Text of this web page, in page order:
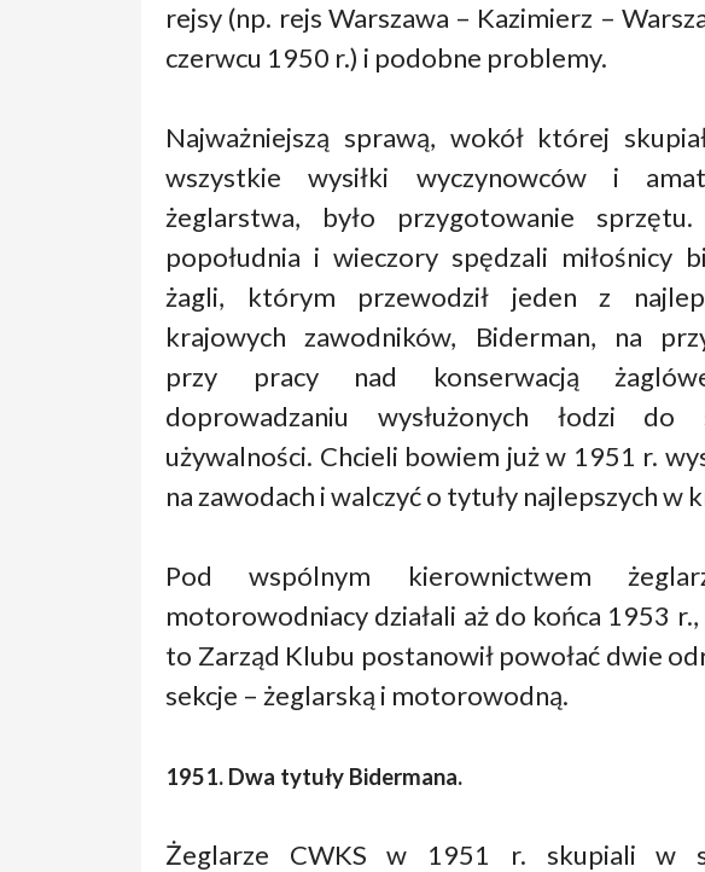
rejsy (np. rejs Warszawa – Kazimierz –
czerwcu 1950 r.) i podobne problemy.
Najważniejszą sprawą, wokół której
wszystkie wysiłki wyczynowców i
żeglarstwa, było przygotowanie sprzętu.
popołudnia i wieczory spędzali miłośnicy
żagli, którym przewodził jeden z
krajowych zawodników, Biderman, na
przy pracy nad konserwacją
doprowadzaniu wysłużonych łodzi do
używalności. Chcieli bowiem już w 1951 r.
na zawodach i walczyć o tytuły najlepszych w
Pod wspólnym kierownictwem
motorowodniacy działali aż do końca 1953
to Zarząd Klubu postanowił powołać dwie
sekcje – żeglarską i motorowodną.
1951. Dwa tytuły Bidermana.
Żeglarze CWKS w 1951 r. skupiali w